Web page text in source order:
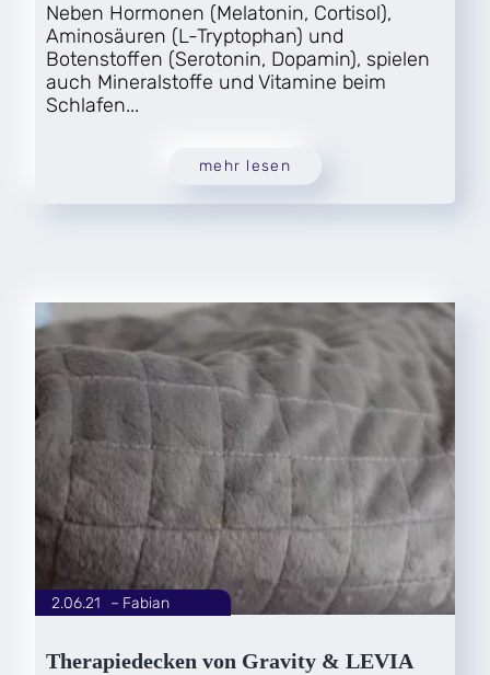
Neben Hormonen (Melatonin, Cortisol),
Aminosäuren (L-Tryptophan) und
Botenstoffen (Serotonin, Dopamin), spielen
auch Mineralstoffe und Vitamine beim
Schlafen...
mehr lesen
Therapiedecken von Gravity & LEVIA
Fabian
2.06.21